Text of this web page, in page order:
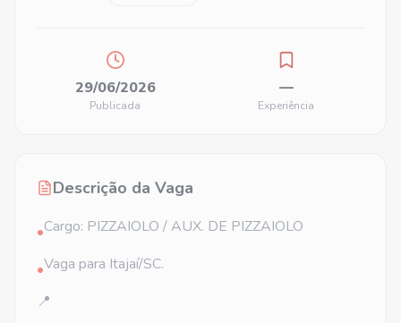
29/06/2026
Publicada
—
Experiência
Descrição da Vaga
•Cargo: PIZZAIOLO / AUX. DE PIZZAIOLO
•Vaga para Itajaí/SC.
📍